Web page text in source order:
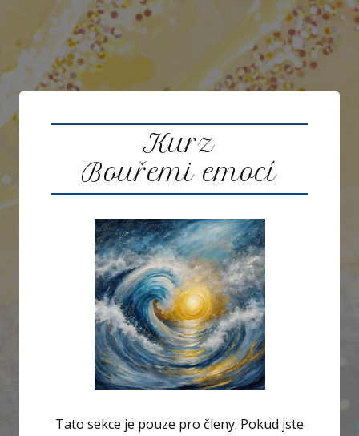
Kurz
Bouřemi emocí
Tato sekce je pouze pro členy. Pokud jste